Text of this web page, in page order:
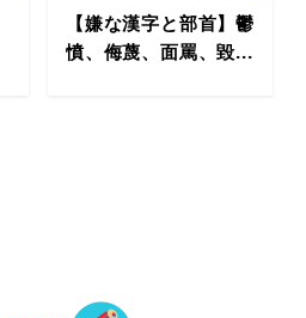
【嫌な漢字と部首】鬱
憤、侮蔑、面罵、毀...